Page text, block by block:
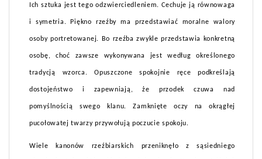
Ich sztuka jest tego odzwierciedleniem. Cechuje ją równowaga
i symetria. Piękno rzeźby ma przedstawiać moralne walory
osoby portretowanej. Bo rzeźba zwykle przedstawia konkretną
osobę, choć zawsze wykonywana jest według określonego
tradycją wzorca. Opuszczone spokojnie ręce podkreślają
dostojeństwo i zapewniają, że przodek czuwa nad
pomyślnością swego klanu. Zamknięte oczy na okrągłej
pucołowatej twarzy przywołują poczucie spokoju.
Wiele kanonów rzeźbiarskich przeniknęło z sąsiedniego